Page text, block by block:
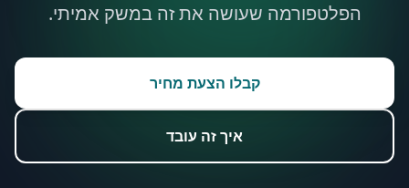
הפלטפורמה שעושה את זה במשק אמיתי.
קבלו הצעת מחיר
איך זה עובד